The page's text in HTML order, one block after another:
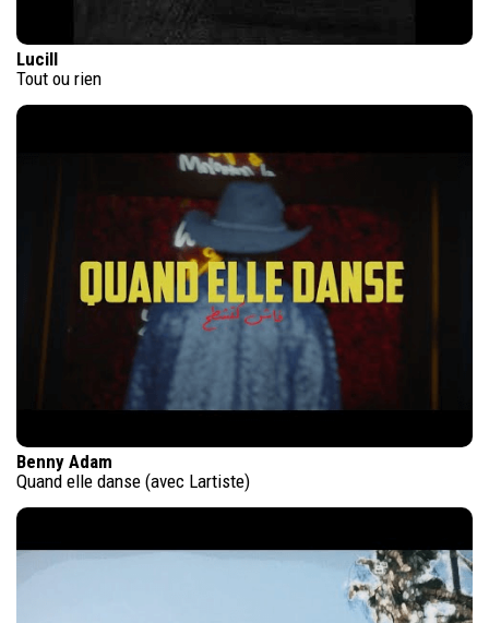
Lucill
Tout ou rien
Benny Adam
Quand elle danse (avec Lartiste)